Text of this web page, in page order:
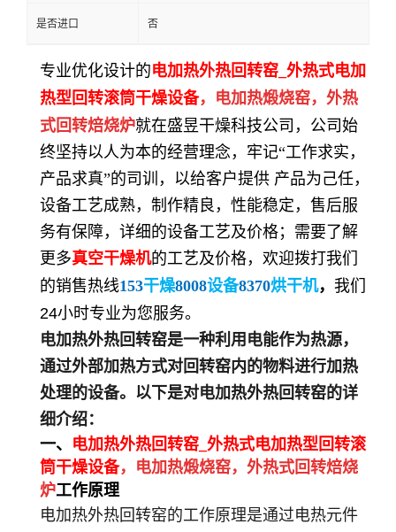
是否进口 否
专业优化设计的电加热外热回转窑_外热式电加
热型回转滚筒干燥设备，电加热煅烧窑，外热
式回转焙烧炉就在盛昱干燥科技公司，公司始
终坚持以人为本的经营理念 ，牢记“工作求实，
产品求真”的司训 ，以给客户提供 产品为己任，
设备工艺成熟，制作精良， 性能稳定 ，售后服
务有保障， 详细的设备工艺及价格；需要 了解
更多真空干燥机的工艺及价格， 欢迎拨打我们
的销售热线153干燥8008设备8370烘干机， 我们
24小时专业为您服务。
电加热外热回转窑是一种利用电能作为热源，
通过外部加热方式对回转窑内的物料进行加热
处理的设备。以下是对电加热外热回转窑的详
细介绍：
一、 电加热外热回转窑_外热式电加热型回转滚
筒干燥设备，电加热煅烧窑，外热式回转焙烧
炉工作原理
电加热外热回转窑的工作原理是通过电热元件